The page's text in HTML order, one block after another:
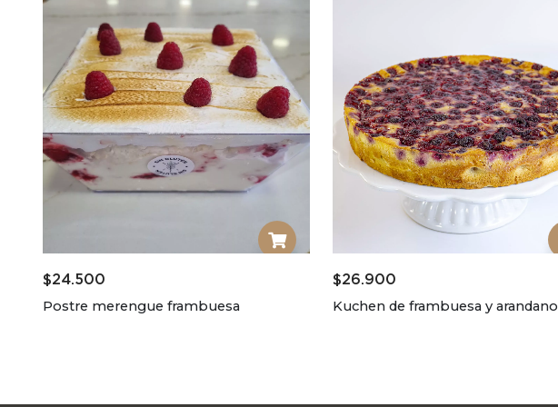
$24.500
Postre merengue frambuesa
$26.900
Kuchen de frambuesa y arandano